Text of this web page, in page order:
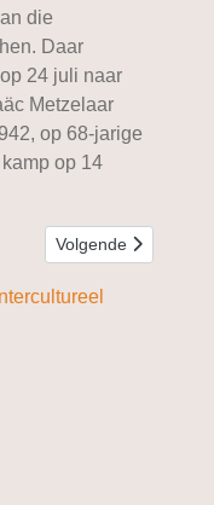
die
Daar
24 juli naar
Metzelaar
op 68-jarige
op 14
Volgende artikel:
Volgende